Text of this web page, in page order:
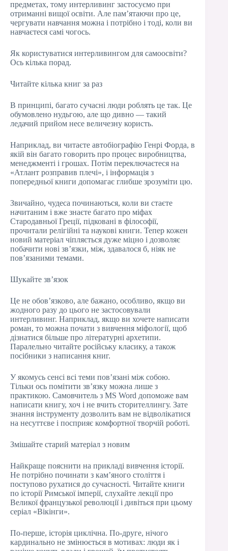
предметах, тому интерливинг застосуємо при
отриманні вищої освіти. Але пам’ятаючи про це,
чергувати навчання можна і потрібно і тоді, коли ви
навчаєтеся самі чогось.
Як користуватися интерливингом для самоосвіти?
Ось кілька порад.
Читайте кілька книг за раз
В принципі, багато сучасні люди роблять це так. Це
обумовлено нудьгою, але що дивно — такий
ледачий прийом несе величезну користь.
Наприклад, ви читаєте автобіографію Генрі Форда, в
якій він багато говорить про процес виробництва,
менеджменті і грошах. Потім переключаєтеся на
«Атлант розправив плечі», і інформація з
попередньої книги допомагає глибше зрозуміти цю.
Звичайно, чудеса починаються, коли ви стаєте
начитаним і вже знаєте багато про міфах
Стародавньої Греції, підковані в філософії,
прочитали релігійні та наукові книги. Тепер кожен
новий матеріал чіпляється дуже міцно і дозволяє
побачити нові зв’язки, між, здавалося б, ніяк не
пов’язаними темами.
Шукайте зв’язок
Це не обов’язково, але бажано, особливо, якщо ви
жодного разу до цього не застосовували
интерливинг. Наприклад, якщо ви хочете написати
роман, то можна почати з вивчення міфології, щоб
дізнатися більше про літературні архетипи.
Паралельно читайте російську класику, а також
посібники з написання книг.
У якомусь сенсі всі теми пов’язані між собою.
Тільки ось помітити зв’язку можна лише з
практикою. Самовчитель з MS Word допоможе вам
написати книгу, хоч і не вчить сторителлингу. Зате
знання інструменту дозволить вам не відволікатися
на несуттєве і посприяє комфортної творчій роботі.
Змішайте старий матеріал з новим
Найкраще пояснити на прикладі вивчення історії.
Не потрібно починати з кам’яного століття і
поступово рухатися до сучасності. Читайте книги
по історії Римської імперії, слухайте лекції про
Великої французької революції і дивіться при цьому
серіал «Вікінги».
По-перше, історія циклічна. По-друге, нічого
кардинально не змінюється в мотивах: люди як і